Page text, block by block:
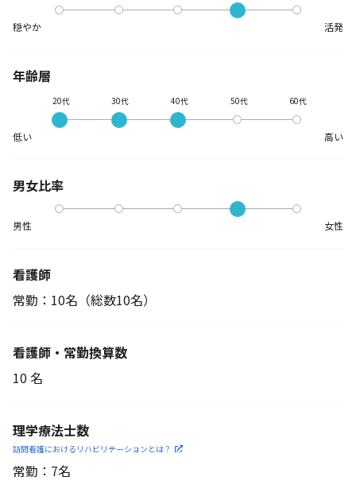
穏やか 活発
年齢層
低い
20代 30代 40代 50代 60代
高い
男女比率
男性 女性
看護師
常勤：10名 （総数10名）
看護師・常勤換算数
10 名
理学療法士数
訪問看護におけるリハビリ テーションとは？
常勤：7名